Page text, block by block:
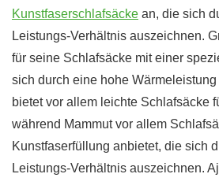
Kunstfaserschlafsäcke an, die sich
Leistungs-Verhältnis auszeichnen.
für seine Schlafsäcke mit einer
sich durch eine hohe
bietet vor allem leichte Schlafsäcke
während Mammut vor allem
Kunstfaserfüllung anbietet, die sich
Leistungs-Verhältnis auszeichnen.